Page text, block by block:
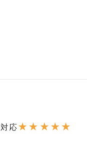
応★ ★ ★ ★ ★